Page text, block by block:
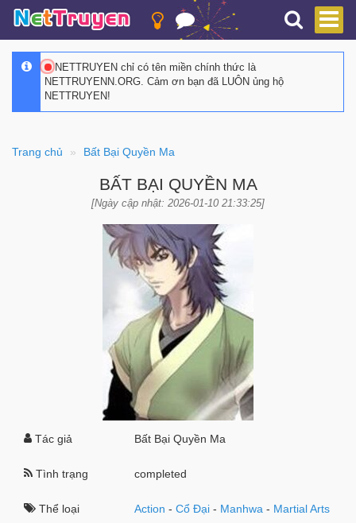
NETTRUYEN chỉ có tên miền chính thức là
NETTRUYENN.ORG. Cảm ơn bạn đã LUÔN ủng hộ
NETTRUYEN!
Trang chủ Bất Bại Quyền Ma
BẤT BẠI QUYỀN MA
[Ngày cập nhật: 2026-01-10 21:33:25]
Tác giả Bất Bại Quyền Ma
Tình trạng completed
Thể loại Action -Cổ Đại - Manhwa - Martial Arts